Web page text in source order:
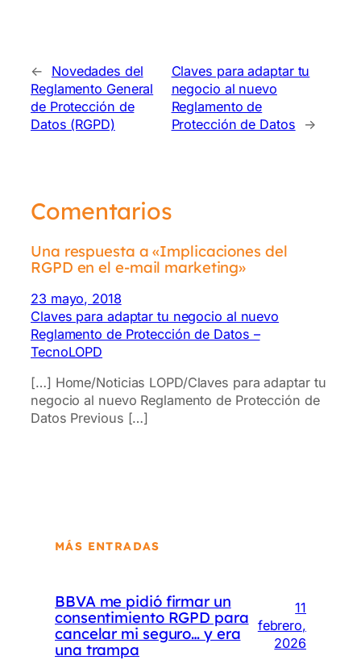
←
Novedades del
Reglamento General
de Protección de
Datos (RGPD)
Claves para adaptar tu
negocio al nuevo
Reglamento de
Protección de Datos
→
Comentarios
Una respuesta a «Implicaciones del
RGPD en el e-mail marketing»
23 mayo, 2018
Claves para adaptar tu negocio al nuevo
Reglamento de Protección de Datos –
TecnoLOPD
[…] Home/Noticias LOPD/Claves para adaptar tu
negocio al nuevo Reglamento de Protección de
Datos Previous […]
MÁS ENTRADAS
BBVA me pidió firmar un
consentimiento RGPD para
cancelar mi seguro… y era
una trampa
11
febrero,
2026